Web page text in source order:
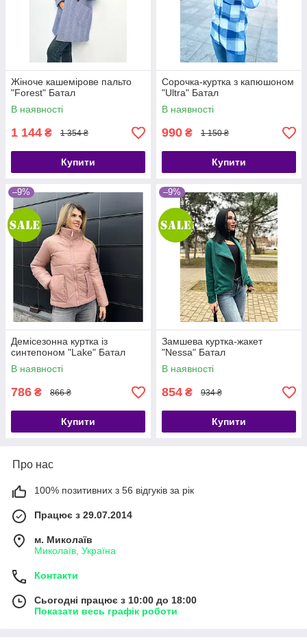
Жіноче кашемірове пальто
"Forest" Батал
В наявності
1 144 ₴ 1 354 ₴
Купити
Сорочка-куртка з капюшоном
"Ultra" Батал
В наявності
990 ₴ 1 150 ₴
Купити
–9%
Демісезонна куртка із
синтепоном "Lake" Батал
В наявності
786 ₴ 866 ₴
Купити
–9%
Замшева куртка-жакет
"Nessa" Батал
В наявності
854 ₴ 934 ₴
Купити
Про нас
100% позитивних з 56 відгуків за рік
Працює з 29.07.2014
м. Миколаїв
Миколаїв, Україна
Контакти
Сьогодні працює з 10:00 до 18:00
Показати весь графік роботи